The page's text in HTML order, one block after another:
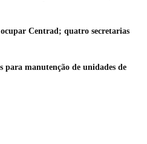
Centrad; quatro secretarias
para manutenção de unidades de